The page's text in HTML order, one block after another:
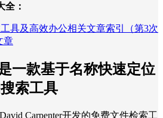
全：
具及高效办公相关文章索引（第3次
章
一款基于名称快速定位
索工具
Carpenter开发的免费文件检索工